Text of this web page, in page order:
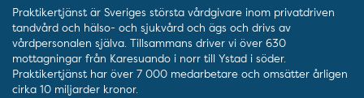
Praktikertjänst är Sveriges största vårdgivare inom privatdriven
tandvård och hälso- och sjukvård och ägs och drivs av
vårdpersonalen själva. Tillsammans driver vi över 630
mottagningar från Karesuando i norr till Ystad i söder.
Praktikertjänst har över 7 000 medarbetare och omsätter årligen
cirka 10 miljarder kronor.